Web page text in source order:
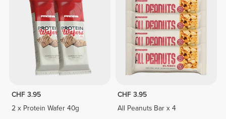
CHF 3.95
2 x Protein Wafer 40g
CHF 3.95
All Peanuts Bar x 4